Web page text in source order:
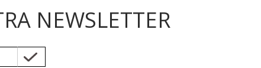
NEWSLETTER